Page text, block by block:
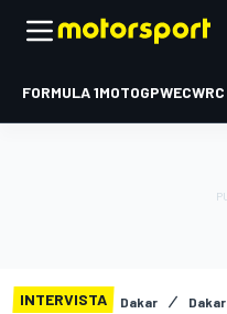
FORMULA 1MOTOGPWECWRC
INTERVISTA Dakar Dakar